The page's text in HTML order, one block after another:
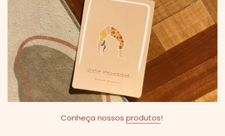
Conheça nossos produtos!